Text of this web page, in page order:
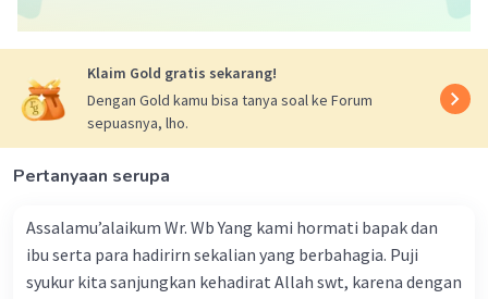
Klaim Gold gratis sekarang!
Dengan Gold kamu bisa tanya soal ke Forum
sepuasnya, lho.
Pertanyaan serupa
Assalamu’alaikum Wr. Wb Yang kami hormati bapak dan
ibu serta para hadirirn sekalian yang berbahagia. Puji
syukur kita sanjungkan kehadirat Allah swt, karena dengan